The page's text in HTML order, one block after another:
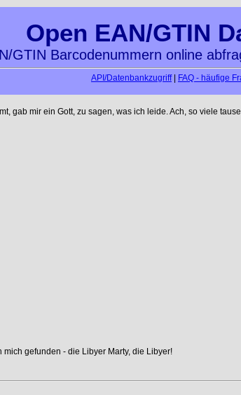
Open EAN/GTIN
GTIN Barcodenummern online
API/Datenbankzugriff| FAQ - häufige
gab mir ein Gott, zu sagen, was ich leide. Ach, so viele
gefunden - die Libyer Marty, die Libyer!